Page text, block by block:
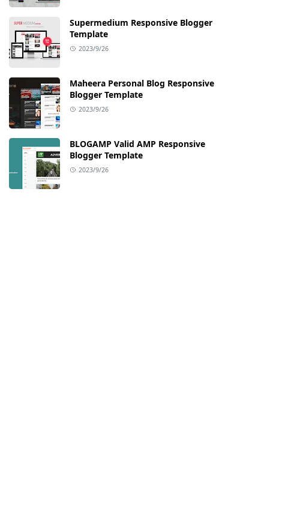
Supermedium Responsive Blogger
Template
2023/9/26
Maheera Personal Blog Responsive
Blogger Template
2023/9/26
BLOGAMP Valid AMP Responsive
Blogger Template
2023/9/26